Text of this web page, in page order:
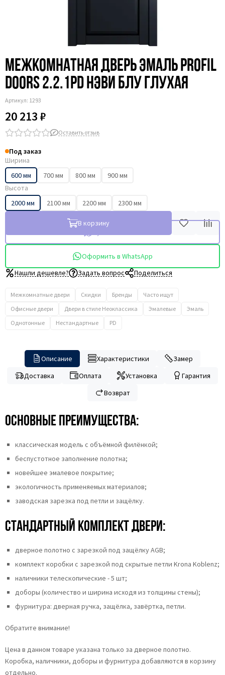
Межкомнатная дверь эмаль Profil
Doors 2.2.1PD нэви блу глухая
Артикул: 1293
20 213 ₽
Оставить отзыв
Под заказ
Ширина
600 мм
700 мм 800 мм
900 мм
Высота
2000 мм
2100 мм 2200 мм 2300 мм
В корзину
Оформить в WhatsApp
Нашли дешевле?
Задать вопрос Поделиться
Межкомнатные двери Скидки Бренды
Часто ищут
Офисные двери
Двери в стиле Неоклассика Эмалевые
Эмаль
Однотонные
Нестандартные PD
Описание Характеристики
Замер
Доставка
Оплата Установка
Гарантия
Возврат
Основные преимущества:
классическая модель с объёмной филёнкой;
беспустотное заполнение полотна;
новейшее эмалевое покрытие;
экологичность применяемых материалов;
заводская зарезка под петли и защёлку.
Стандартный комплект двери:
дверное полотно с зарезкой под защёлку AGB;
комплект коробки с зарезкой под скрытые петли Krona Koblenz;
наличники телескопические - 5 шт;
доборы (количество и ширина исходя из толщины стены);
фурнитура: дверная ручка, защёлка, завёртка, петли.
Обратите внимание!
Цена в данном товаре указана только за дверное полотно.
Коробка, наличники, доборы и фурнитура добавляются в корзину
отдельно.